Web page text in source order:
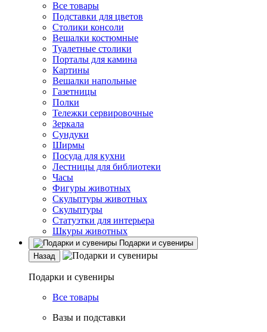
Все товары
Подставки для цветов
Столики консоли
Вешалки костюмные
Туалетные столики
Порталы для камина
Картины
Вешалки напольные
Газетницы
Полки
Тележки сервировочные
Зеркала
Сундуки
Ширмы
Посуда для кухни
Лестницы для библиотеки
Часы
Фигуры животных
Скульптуры животных
Скульптуры
Статуэтки для интерьера
Шкуры животных
Подарки и сувениры
Назад
Подарки и сувениры
Все товары
Вазы и подставки